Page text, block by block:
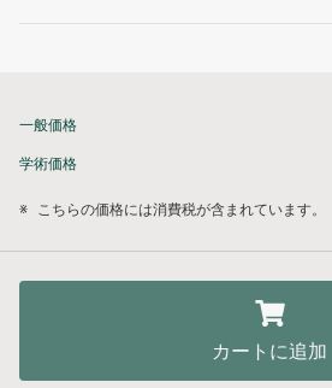
一般価格
学術価格
※ こちらの価格には消費税が含まれています。
カートに追加